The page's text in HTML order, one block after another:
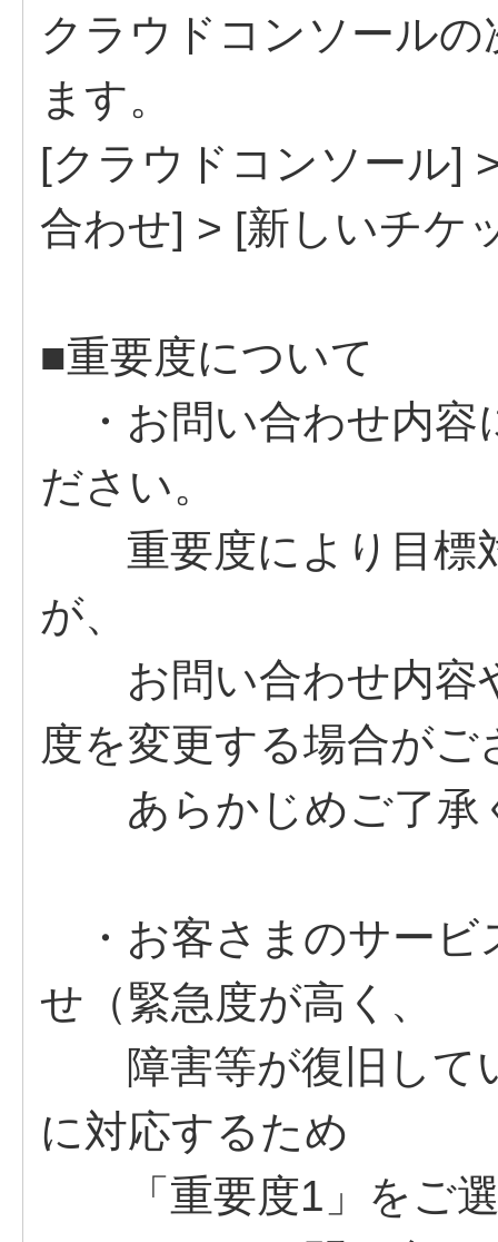
クラウドコンソール
ます。
[クラウドコンソール]
合わせ] > [新しいチケ
■重要度について
・お問い合わせ内容
ださい。
重要度により目標
が、
お問い合わせ内容
度を変更する場合がご
あらかじめご了承
・お客さまのサービ
せ（緊急度が高く、
障害等が復旧して
に対応するため
「重要度1」をご選